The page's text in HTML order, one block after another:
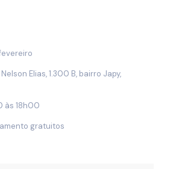
Elias, 1.300 B, bairro Japy,
às 18h00
gratuitos